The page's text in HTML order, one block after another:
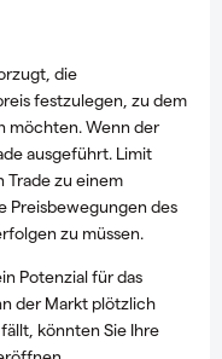
die
festzulegen, zu dem
möchten. Wenn der
ausgeführt. Limit
Trade zu einem
Preisbewegungen des
zu müssen.
Potenzial für das
der Markt plötzlich
könnten Sie Ihre